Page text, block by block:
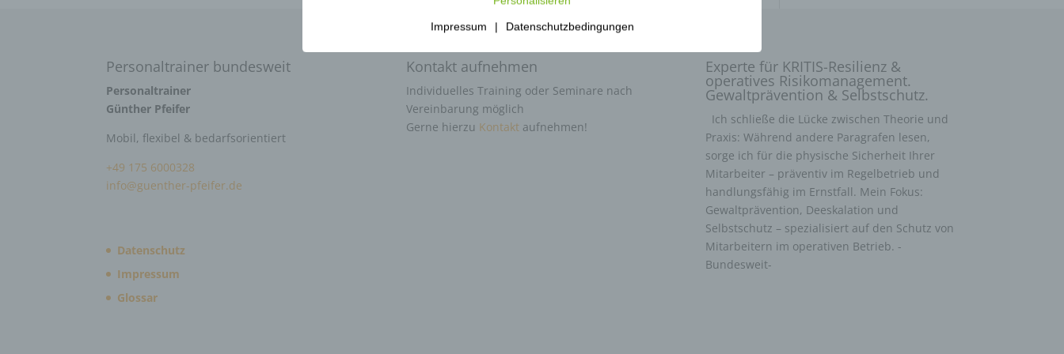
Personaltrainer bundesweit
Personaltrainer
Günther Pfeifer
Mobil, flexibel & bedarfsorientiert
+49 175 6000328
info@guenther-pfeifer.de
Datenschutz
Impressum
Glossar
Kontakt aufnehmen
Individuelles Training oder Seminare nach
Vereinbarung möglich
Gerne hierzu Kontaktaufnehmen!
Experte für KRITIS-Resilienz &
operatives Risikomanagement.
Gewaltprävention & Selbstschutz.
Ich schließe die Lücke zwischen Theorie und
Praxis: Während andere Paragrafen lesen,
sorge ich für die physische Sicherheit Ihrer
Mitarbeiter – präventiv im Regelbetrieb und
handlungsfähig im Ernstfall. Mein Fokus:
Gewaltprävention, Deeskalation und
Selbstschutz – spezialisiert auf den Schutz von
Mitarbeitern im operativen Betrieb. -
Bundesweit-
Impressum | Datenschutzbedingungen